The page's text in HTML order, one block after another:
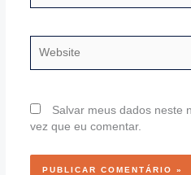
Salvar meus dados neste
vez que eu comentar.